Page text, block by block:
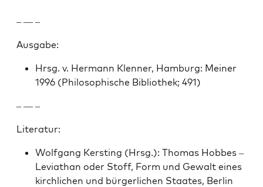
– — –
Aus­gabe:
Hrsg. v. Her­mann Klen­ner, Ham­burg: Mein­er
1996 (Philosophis­che Bib­lio­thek; 491)
– — –
Lit­er­atur:
Wolf­gang Ker­st­ing (Hrsg.): Thomas Hobbes –
Leviathan oder Stoff, Form und Gewalt eines
kirch­lichen und bürg­er­lichen Staates, Berlin